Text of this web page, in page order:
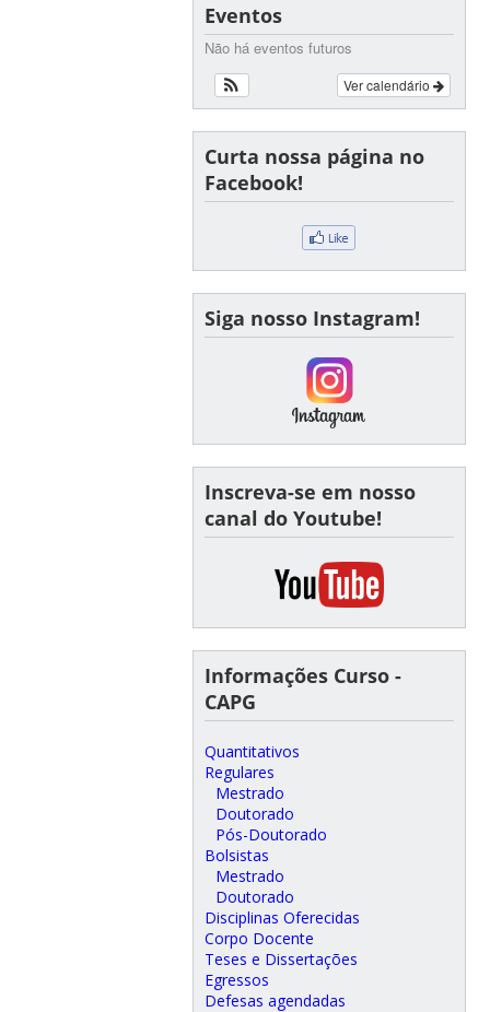
Eventos
Não há eventos futuros
Ver calendário
Curta nossa página no
Facebook!
Siga nosso Instagram!
Inscreva-se em nosso
canal do Youtube!
Informações Curso -
CAPG
Quantitativos
Regulares
Mestrado
Doutorado
Pós-Doutorado
Bolsistas
Mestrado
Doutorado
Disciplinas Oferecidas
Corpo Docente
Teses e Dissertações
Egressos
Defesas agendadas